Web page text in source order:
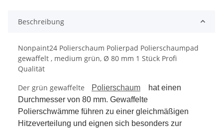
Beschreibung
Nonpaint24 Polierschaum Polierpad Polierschaumpad
gewaffelt , medium grün, Ø 80 mm 1 Stück Profi
Qualität
Der grün gewaffelte
Polierschaum hat einen
Durchmesser von 80 mm. Gewaffelte
Polierschwämme führen zu einer gleichmäßigen
Hitzeverteilung und eignen sich besonders zur